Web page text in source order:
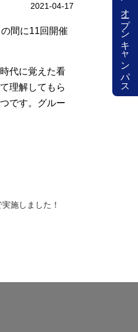
2021-04-17
間に11回開催
代に覚えた看
理解してもら
です。グルー
施しました！
オープンキャンパス